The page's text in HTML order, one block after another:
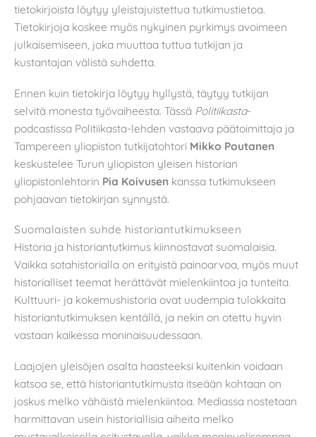
tietokirjoista löytyy yleistajuistettua tutkimustietoa.
Tietokirjoja koskee myös nykyinen pyrkimys avoimeen
julkaisemiseen, joka muuttaa tuttua tutkijan ja
kustantajan välistä suhdetta.
Ennen kuin tietokirja löytyy hyllystä, täytyy tutkijan
selvitä monesta työvaiheesta. Tässä Politiikasta-
podcastissa Politiikasta-lehden vastaava päätoimittaja ja
Tampereen yliopiston tutkijatohtori Mikko Poutanen
keskustelee Turun yliopiston yleisen historian
yliopistonlehtorin Pia Koivusen kanssa tutkimukseen
pohjaavan tietokirjan synnystä.
Suomalaisten suhde historiantutkimukseen
Historia ja historiantutkimus kiinnostavat suomalaisia.
Vaikka sotahistorialla on erityistä painoarvoa, myös muut
historialliset teemat herättävät mielenkiintoa ja tunteita.
Kulttuuri- ja kokemushistoria ovat uudempia tulokkaita
historiantutkimuksen kentällä, ja nekin on otettu hyvin
vastaan kaikessa moninaisuudessaan.
Laajojen yleisöjen osalta haasteeksi kuitenkin voidaan
katsoa se, että historiantutkimusta itseään kohtaan on
joskus melko vähäistä mielenkiintoa. Mediassa nostetaan
harmittavan usein historiallisia aiheita melko